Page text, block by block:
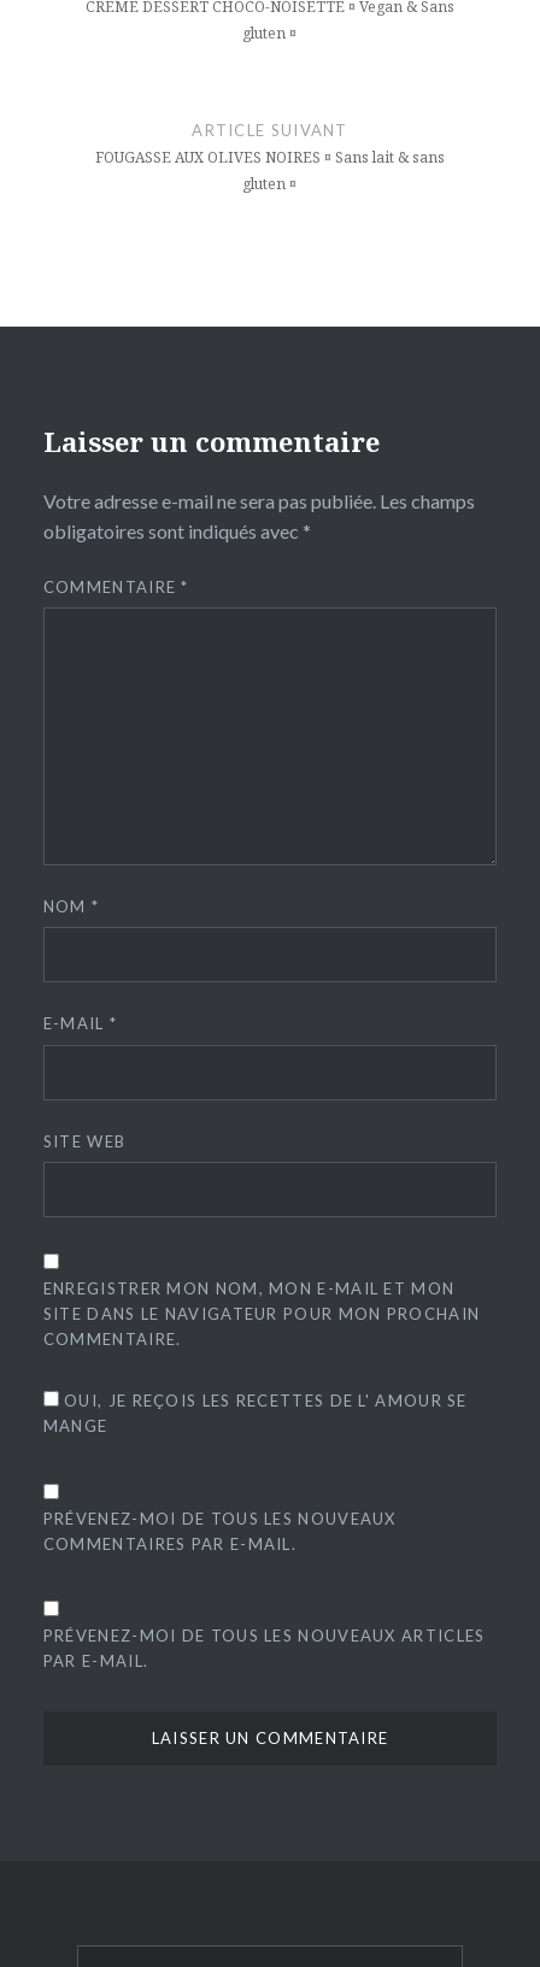
l’articleCRÈME DESSERT CHOCO-NOISETTE ¤ Vegan & Sans
gluten ¤
ARTICLE SUIVANT
FOUGASSE AUX OLIVES NOIRES ¤ Sans lait & sans
gluten ¤
Laisser un commentaire
Votre adresse e-mail ne sera pas publiée. Les champs
obligatoires sont indiqués avec *
COMMENTAIRE*
NOM*
E-MAIL *
SITE WEB
ENREGISTRER MON NOM, MON E-MAIL ET MON
SITE DANS LE NAVIGATEUR POUR MON PROCHAIN
COMMENTAIRE.
OUI, JE REÇOIS LES RECETTES DE L' AMOUR SE
MANGE
PRÉVENEZ-MOI DE TOUS LES NOUVEAUX
COMMENTAIRES PAR E-MAIL.
PRÉVENEZ-MOI DE TOUS LES NOUVEAUX ARTICLES
PAR E-MAIL.